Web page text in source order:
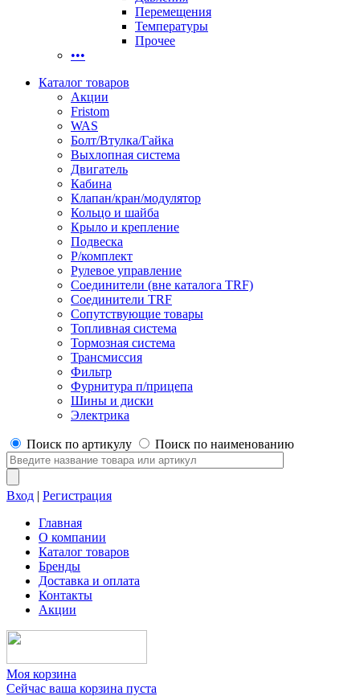
Перемещения
Температуры
Прочее
•••
Каталог товаров
Акции
Fristom
WAS
Болт/Втулка/Гайка
Выхлопная система
Двигатель
Кабина
Клапан/кран/модулятор
Кольцо и шайба
Крыло и крепление
Подвеска
Р/комплект
Рулевое управление
Соединители (вне каталога TRF)
Соединители TRF
Сопутствующие товары
Топливная система
Тормозная система
Трансмиссия
Фильтр
Фурнитура п/прицепа
Шины и диски
Электрика
Поиск по артикулу Поиск по наименованию
Вход | Регистрация
Главная
О компании
Каталог товаров
Бренды
Доставка и оплата
Контакты
Акции
Моя корзина
Сейчас ваша корзина пуста